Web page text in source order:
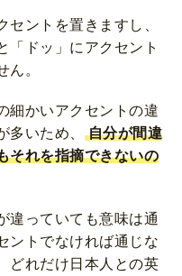
セントを置きますし、
「ドッ」にアクセント
ん。
細かいアクセントの違
多いため、
自分が間違
それを指摘できないの
違っていても意味は通
ントでなければ通じな
どれだけ日本人との英